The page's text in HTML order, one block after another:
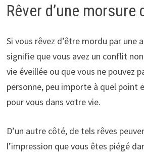
Rêver d’une morsure
Si vous rêvez d’être mordu par une
signifie que vous avez un conflit
vie éveillée ou que vous ne pouvez
personne, peu importe à quel point
pour vous dans votre vie.
D’un autre côté, de tels rêves
l’impression que vous êtes piégé